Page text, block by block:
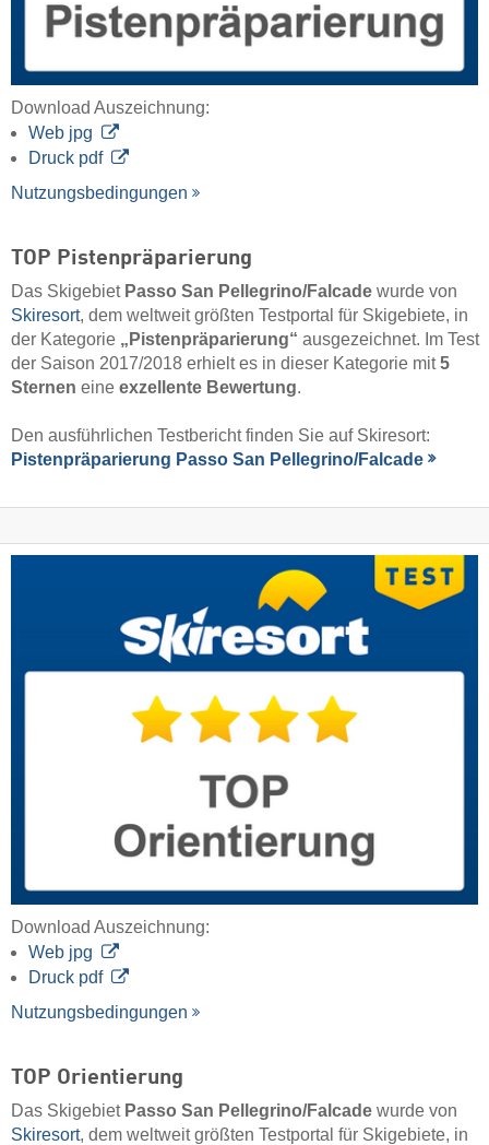
Download Auszeichnung:
Web jpg
Druck pdf
Nutzungsbedingungen
TOP Pistenpräparierung
Das Skigebiet Passo San Pellegrino/​Falcade wurde von
Skiresort, dem weltweit größten Testportal für Skigebiete, in
der Kategorie „Pistenpräparierung“ ausgezeichnet. Im Test
der Saison 2017/2018 erhielt es in dieser Kategorie mit5
Sternen eine exzellente Bewertung.
Den ausführlichen Testbericht finden Sie auf Skiresort:
Pistenpräparierung Passo San Pellegrino/​Falcade
Download Auszeichnung:
Web jpg
Druck pdf
Nutzungsbedingungen
TOP Orientierung
Das Skigebiet Passo San Pellegrino/​Falcade wurde von
Skiresort, dem weltweit größten Testportal für Skigebiete, in